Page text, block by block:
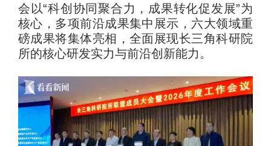
会以“科创协同聚合力，成果转化促发展”为
核心，多项前沿成果集中展示，六大领域重
磅成果将集体亮相，全面展现长三角科研院
所的核心研发实力与前沿创新能力。